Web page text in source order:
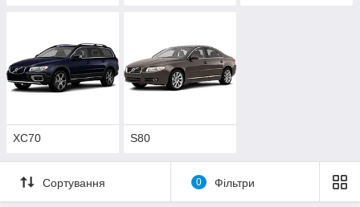
XC70 S80
Сортування 0 Фільтри